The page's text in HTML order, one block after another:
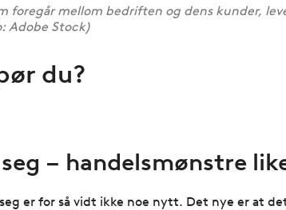
foregår mellom bedriften og dens kunder,
Adobe Stock)
du?
– handelsmønstre
er for så vidt ikke noe nytt. Det nye er at